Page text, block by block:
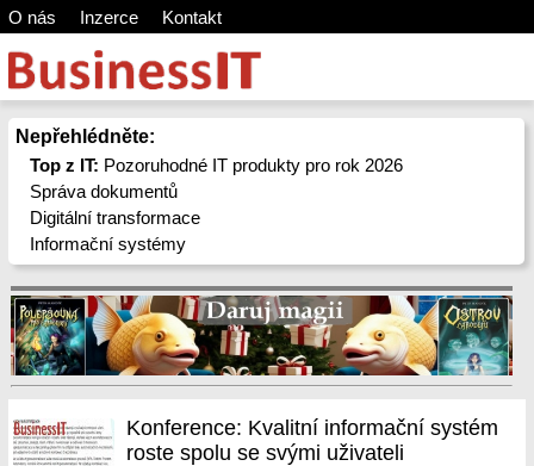
O nás Inzerce Kontakt
Nepřehlédněte:
Top z IT: Pozoruhodné IT produkty pro rok 2026
Správa dokumentů
Digitální transformace
Informační systémy
Konference: Kvalitní informační systém
roste spolu se svými uživateli